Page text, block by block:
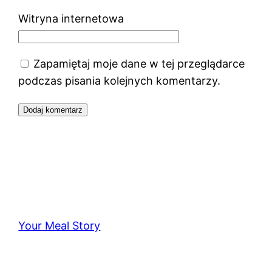
Witryna internetowa
Zapamiętaj moje dane w tej przeglądarce
podczas pisania kolejnych komentarzy.
Your Meal Story